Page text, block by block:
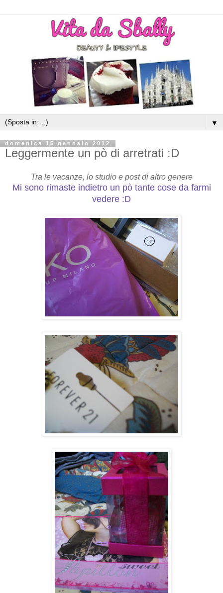
▼
domenica 15 gennaio 2012
Leggermente un pò di arretrati :D
Tra le vacanze, lo studio e post di altro genere
Mi sono rimaste indietro un pò tante cose da farmi
vedere :D